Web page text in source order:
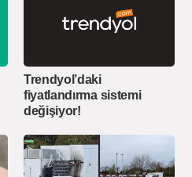
Trendyol’daki
fiyatlandırma sistemi
değişiyor!